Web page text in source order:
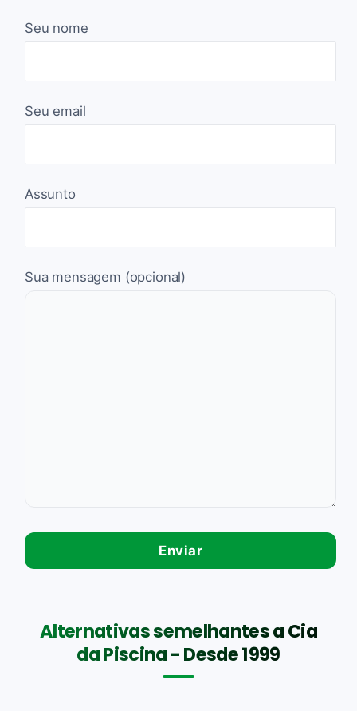
Seu nome
Seu email
Assunto
Sua mensagem (opcional)
Alternativas semelhantes a Cia
da Piscina - Desde 1999